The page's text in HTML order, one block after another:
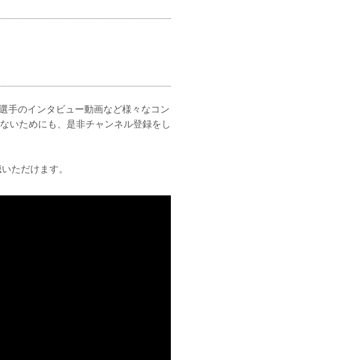
手のインタビュー動画など様々なコン
いためにも、是非チャンネル登録をし
ただけます。